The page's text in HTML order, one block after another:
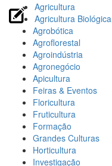
Agricultura
Agricultura Biológica
Agrobótica
Agroflorestal
Agroindústria
Agronegócio
Apicultura
Feiras & Eventos
Floricultura
Fruticultura
Formação
Grandes Culturas
Horticultura
Investigação